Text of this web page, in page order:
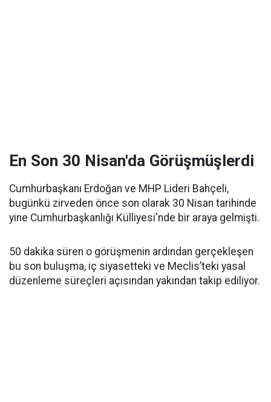
En Son 30 Nisan'da Görüşmüşlerdi
Cumhurbaşkanı Erdoğan ve MHP Lideri Bahçeli,
bugünkü zirveden önce son olarak 30 Nisan tarihinde
yine Cumhurbaşkanlığı Külliyesi'nde bir araya gelmişti.
50 dakika süren o görüşmenin ardından gerçekleşen
bu son buluşma, iç siyasetteki ve Meclis’teki yasal
düzenleme süreçleri açısından yakından takip ediliyor.